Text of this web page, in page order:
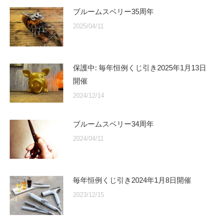
ブルームスベリー35周年
2025/04/11
保護中: 毎年恒例くじ引き2025年1月13日
開催
2024/12/14
ブルームスベリー34周年
2024/04/11
毎年恒例くじ引き2024年1月8日開催
2023/12/15